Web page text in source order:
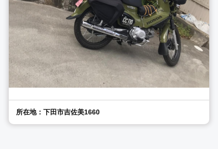
所在地：下田市吉佐美1660